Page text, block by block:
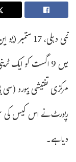
نئی دہلی،
میں 9 اگست کو
مرکزی تفتیشی بیورو
رپورٹ نے اس کیس کی
دیا ہے۔